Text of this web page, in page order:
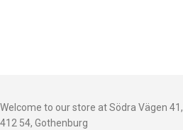
Welcome to our store at Södra Vägen 41,
412 54, Gothenburg